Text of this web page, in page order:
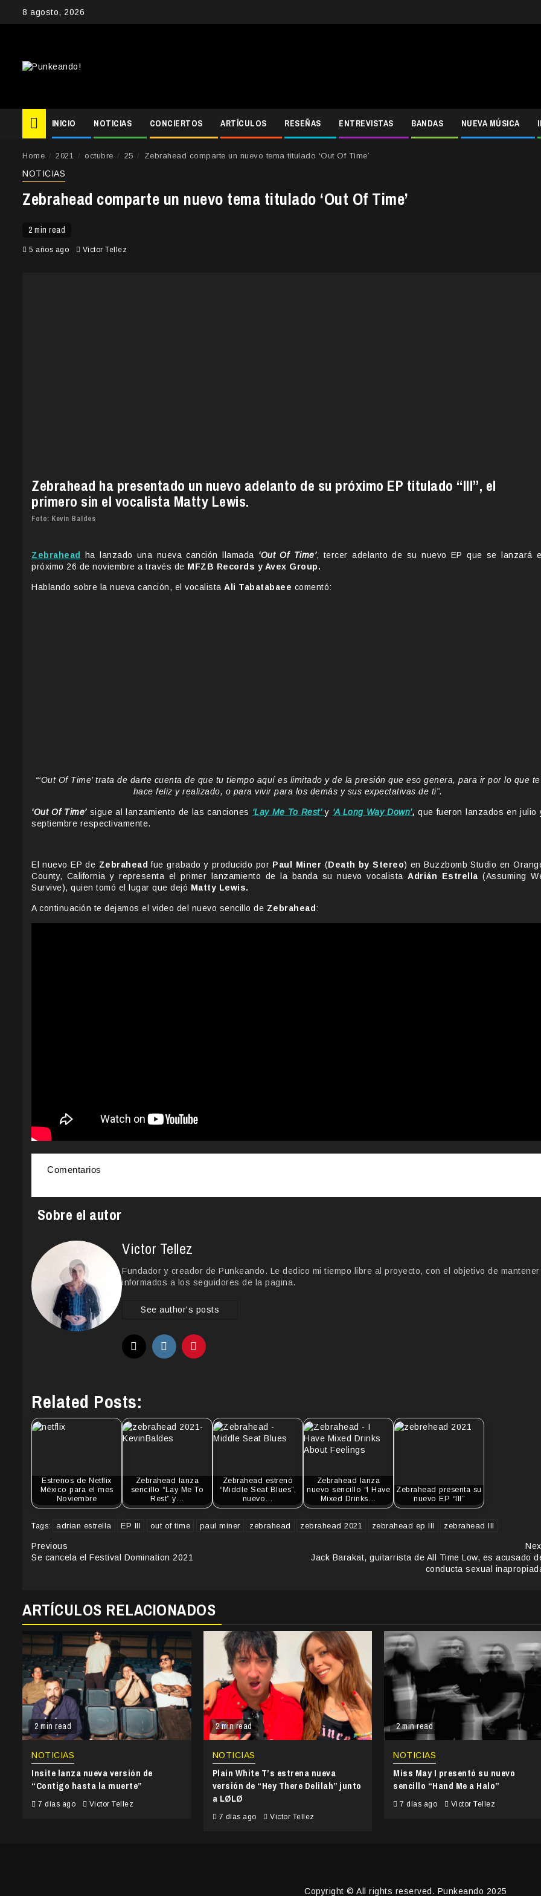
8 agosto, 2026
INICIO NOTICIAS CONCIERTOS ARTÍCULOS RESEÑAS ENTREVISTAS BANDAS NUEVA MÚSICA
Home 2021 octubre 25 Zebrahead comparte un nuevo tema titulado ‘Out Of Time’
NOTICIAS
Zebrahead comparte un nuevo tema titulado ‘Out Of Time’
2 min read
5 años ago Victor Tellez
Zebrahead ha presentado un nuevo adelanto de su próximo EP titulado “III”, el
primero sin el vocalista Matty Lewis.
Foto: Kevin Baldes
Zebrahead ha lanzado una nueva canción llamada ‘Out Of Time’, tercer adelanto de su nuevo EP que se lanzará
próximo 26 de noviembre a través de MFZB Records y Avex Group.
Hablando sobre la nueva canción, el vocalista Ali Tabatabaee comentó:
“‘Out Of Time’ trata de darte cuenta de que tu tiempo aquí es limitado y de la presión que eso genera, para ir por lo que te
hace feliz y realizado, o para vivir para los demás y sus expectativas de ti”.
‘Out Of Time’ sigue al lanzamiento de las canciones ‘Lay Me To Rest’ y ‘A Long Way Down’, que fueron lanzados en julio
septiembre respectivamente.
El nuevo EP de Zebrahead fue grabado y producido por Paul Miner (Death by Stereo) en Buzzbomb Studio en
County, California y representa el primer lanzamiento de la banda su nuevo vocalistaAdrián Estrella (Assuming
Survive), quien tomó el lugar que dejó Matty Lewis.
A continuación te dejamos el video del nuevo sencillo de Zebrahead :
Comentarios
Sobre el autor
Victor Tellez
Fundador y creador de Punkeando. Le dedico mi tiempo libre al proyecto, con el objetivo de mantener
informados a los seguidores de la pagina.
See author's posts
Related Posts:
Estrenos de Netflix
México para el mes
Noviembre
Zebrahead lanza
sencillo “Lay Me To
Rest” y…
Zebrahead estrenó
“Middle Seat Blues”,
nuevo…
Zebrahead lanza
nuevo sencillo “I Have
Mixed Drinks…
Zebrahead presenta su
nuevo EP “III”
Tags: adrian estrella EP III out of time paul miner zebrahead zebrahead 2021 zebrahead ep III zebrahead III
Continue
Previous
Se cancela el Festival Domination 2021
Jack Barakat, guitarrista de All Time Low, es acusado
conducta sexual
ARTÍCULOS RELACIONADOS
2 min read
NOTICIAS
Insite lanza nueva versión de
“Contigo hasta la muerte”
7 días ago Victor Tellez
2 min read
NOTICIAS
Plain White T’s estrena nueva
versión de “Hey There Delilah” junto
a LØLØ
7 días ago Victor Tellez
2 min read
NOTICIAS
Miss May I presentó su nuevo
sencillo “Hand Me a Halo”
7 días ago Victor Tellez
Copyright © All rights reserved. Punkeando 2025